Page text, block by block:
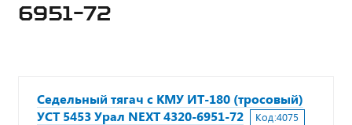
6951-72
Седельный тягач с КМУ ИТ-180 (тросовый)
УСТ 5453 Урал NEXT 4320-6951-72
Код:4075